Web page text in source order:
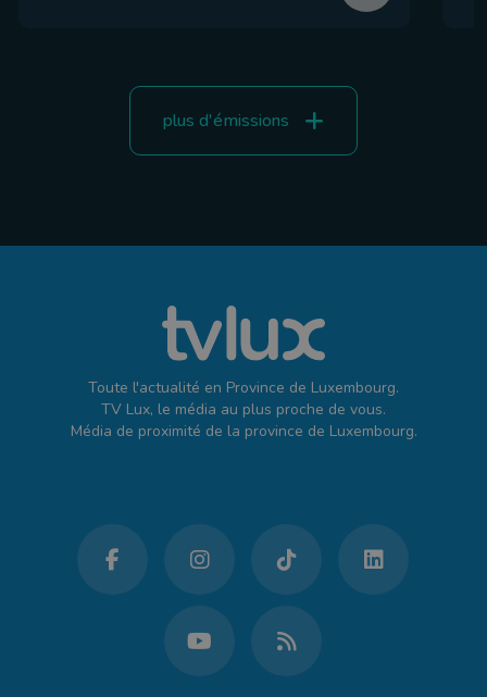
plus d'émissions
Toute l'actualité en Province de Luxembourg.
TV Lux, le média au plus proche de vous.
Média de proximité de la province de Luxembourg.